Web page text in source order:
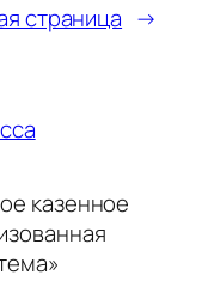
страница →
казенное